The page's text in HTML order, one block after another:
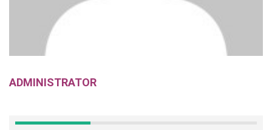
ADMINISTRATOR